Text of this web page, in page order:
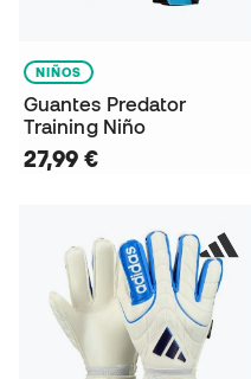
NIÑOS
Guantes Predator
Training Niño
27,99 €